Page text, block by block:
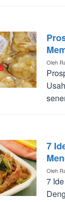
Oleh
7
Oleh
7